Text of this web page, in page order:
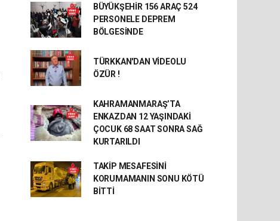
BÜYÜKŞEHİR 156 ARAÇ 524
PERSONELE DEPREM
BÖLGESİNDE
TÜRKKAN'DAN VİDEOLU
ÖZÜR !
KAHRAMANMARAŞ’TA
ENKAZDAN 12 YAŞINDAKİ
ÇOCUK 68 SAAT SONRA SAĞ
KURTARILDI
TAKİP MESAFESİNİ
KORUMAMANIN SONU KÖTÜ
BİTTİ